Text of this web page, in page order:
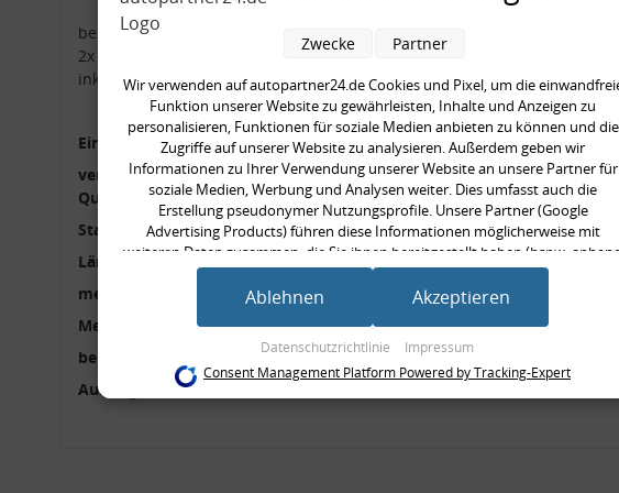
bestehend aus:
2x Koppelstange, verstärkt
inkl. Montagezubehör
Einbauseite:
Vorderachse links,
verstärkte Ausführung:
Qualität:
HPS standard
Stange/Strebe:
Koppelstange
Länge [mm]:
mehrteilig:
zweiteilig
Mengeneinheit:
Satz
benötigte Stückzahl:
1
Außengewinde [mm]:
Wir verwenden auf autopartner24.de Cookies und Pixel, um die
Funktion unserer Website zu gewährleisten, Inhalte und Anzeigen zu
personalisieren, Funktionen für soziale Medien anbieten zu können und die
Zugriffe auf unserer Website zu analysieren. Außerdem geben wir
Informationen zu Ihrer Verwendung unserer Website an unsere Partner für
soziale Medien, Werbung und Analysen weiter. Dies umfasst auch die
Erstellung pseudonymer Nutzungsprofile. Unsere Partner (Google
Advertising Products) führen diese Informationen möglicherweise mit
weiteren Daten zusammen, die Sie ihnen bereitgestellt haben (bspw.
eines persönlichen Accounts) oder welche sie im Rahmen Ihrer Nutzung der
Dienste gesammelt haben (bspw. Nutzungsdaten anderer Geräte). Ihre
Einwilligung zur Nutzung von Cookies und Pixeln können Sie jederzeit
dort die entsprechenden Anpassungen vornehmen.
Zwecke der Datenverarbeitung durch unsere Partner:
Datenschutzrichtlinie Impressum
Zwecke Partner
Ablehnen Akzeptieren
Consent Management Platform Powered by Tracking-Expert